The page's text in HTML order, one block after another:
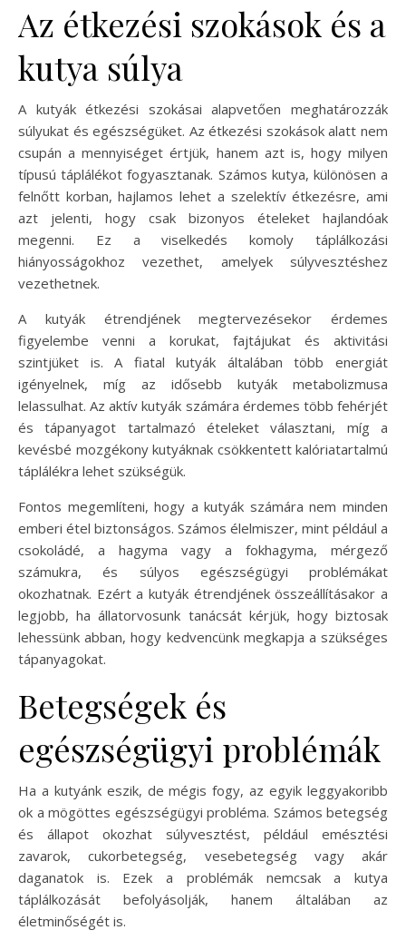
Az étkezési szokások és a
kutya súlya
A kutyák étkezési szokásai alapvetően meghatározzák
súlyukat és egészségüket. Az étkezési szokások alatt nem
csupán a mennyiséget értjük, hanem azt is, hogy milyen
típusú táplálékot fogyasztanak. Számos kutya, különösen a
felnőtt korban, hajlamos lehet a szelektív étkezésre, ami
azt jelenti, hogy csak bizonyos ételeket hajlandóak
megenni. Ez a viselkedés komoly táplálkozási
hiányosságokhoz vezethet, amelyek súlyvesztéshez
vezethetnek.
A kutyák étrendjének megtervezésekor érdemes
figyelembe venni a korukat, fajtájukat és aktivitási
szintjüket is. A fiatal kutyák általában több energiát
igényelnek, míg az idősebb kutyák metabolizmusa
lelassulhat. Az aktív kutyák számára érdemes több fehérjét
és tápanyagot tartalmazó ételeket választani, míg a
kevésbé mozgékony kutyáknak csökkentett kalóriatartalmú
táplálékra lehet szükségük.
Fontos megemlíteni, hogy a kutyák számára nem minden
emberi étel biztonságos. Számos élelmiszer, mint például a
csokoládé, a hagyma vagy a fokhagyma, mérgező
számukra, és súlyos egészségügyi problémákat
okozhatnak. Ezért a kutyák étrendjének összeállításakor a
legjobb, ha állatorvosunk tanácsát kérjük, hogy biztosak
lehessünk abban, hogy kedvencünk megkapja a szükséges
tápanyagokat.
Betegségek és
egészségügyi problémák
Ha a kutyánk eszik, de mégis fogy, az egyik leggyakoribb
ok a mögöttes egészségügyi probléma. Számos betegség
és állapot okozhat súlyvesztést, például emésztési
zavarok, cukorbetegség, vesebetegség vagy akár
daganatok is. Ezek a problémák nemcsak a kutya
táplálkozását befolyásolják, hanem általában az
életminőségét is.